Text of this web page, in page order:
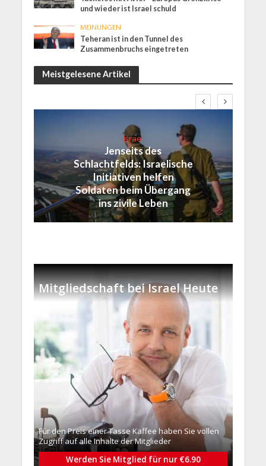
und wieder ist Israel schuld
MEINUNGEN
Teheran ist in den Tunnel des
Zusammenbruchs eingetreten
Meistgelesene Artikel
Israel
Jenseits des
Schlachtfelds: Israelische
Initiativen helfen
Soldaten beim Übergang
ins zivile Leben
Mitgliedschaft bei Israel Heute
Für den Preis einer Tasse Kaffee haben Sie vollen
Zugriff auf alle Inhalte der Mitglieder
Werden Sie Mitglied für nur €6.90